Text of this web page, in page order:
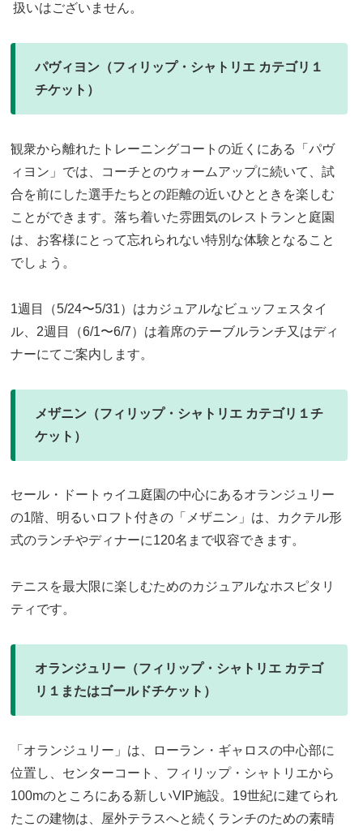
扱いはございません。
パヴィヨン（フィリップ・シャトリエ カテゴリ１
チケット）
観衆から離れたトレーニングコートの近くにある「パヴ
ィヨン」では、コーチとのウォームアップに続いて、試
合を前にした選手たちとの距離の近いひとときを楽しむ
ことができます。落ち着いた雰囲気のレストランと庭園
は、お客様にとって忘れられない特別な体験となること
でしょう。
1週目（5/24〜5/31）はカジュアルなビュッフェスタイ
ル、2週目（6/1〜6/7）は着席のテーブルランチ又はディ
ナーにてご案内します。
メザニン（フィリップ・シャトリエ カテゴリ１チ
ケット）
セール・ドートゥイユ庭園の中心にあるオランジュリー
の1階、明るいロフト付きの「メザニン」は、カクテル形
式のランチやディナーに120名まで収容できます。
テニスを最大限に楽しむためのカジュアルなホスピタリ
ティです。
オランジュリー（フィリップ・シャトリエ カテゴ
リ１またはゴールドチケット）
「オランジュリー」は、ローラン・ギャロスの中心部に
位置し、センターコート、フィリップ・シャトリエから
100mのところにある新しいVIP施設。19世紀に建てられ
たこの建物は、屋外テラスへと続くランチのための素晴